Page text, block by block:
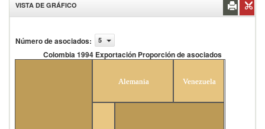
VISTA DE GRÁFICO
Número de asociados: 5
Colombia 1994 Exportación Proporción de asociados
Alemania Venezuela